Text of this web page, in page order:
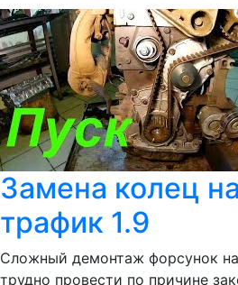
Замена колец
трафик 1.9
Сложный демонтаж форсунок
трудно провести по причине